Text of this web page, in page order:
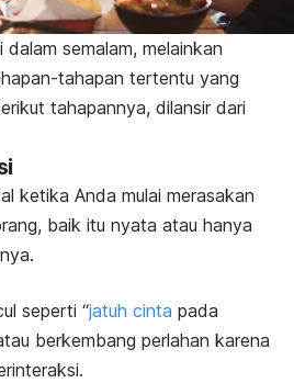
semalam, melainkan
tahapan tertentu yang
tahapannya, dilansir dari
ketika Anda mulai merasakan
baik itu nyata atau hanya
seperti “jatuh cinta pada
berkembang perlahan karena